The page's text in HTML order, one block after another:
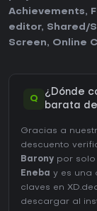
Achievements,
editor, Shared/
Screen, Online
Q
¿Dónde
barata
Gracias a
descuento
Barony por solo
Eneba y es una
claves en
descargar al